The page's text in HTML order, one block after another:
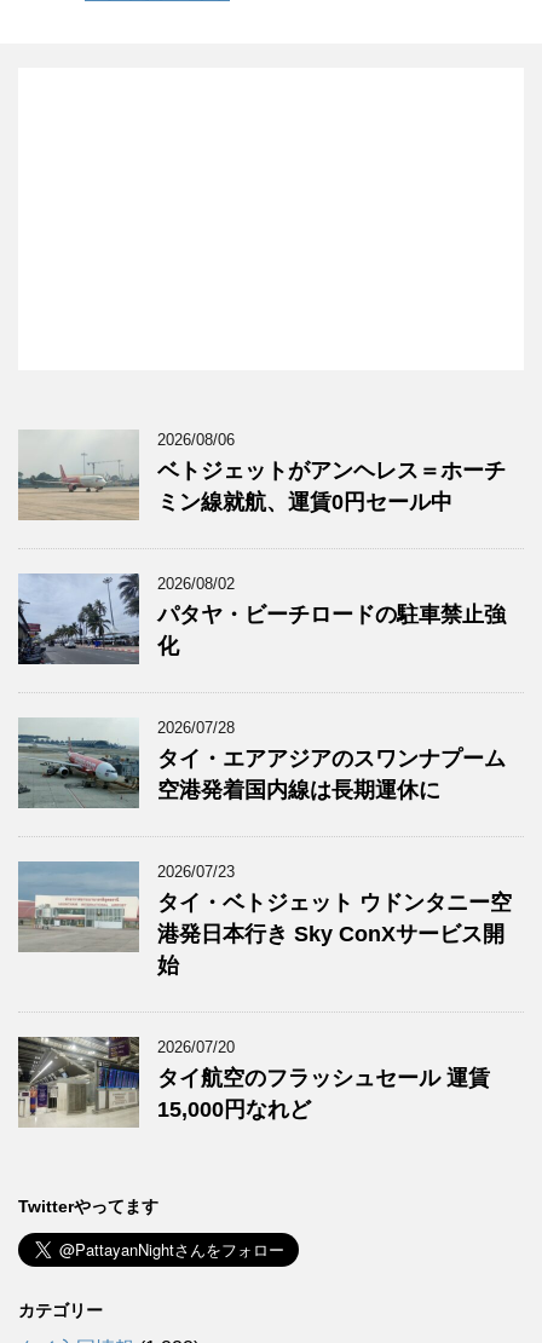
2026/08/06
ベトジェットがアンヘレス＝ホーチ
ミン線就航、運賃0円セール中
2026/08/02
パタヤ・ビーチロードの駐車禁止強
化
2026/07/28
タイ・エアアジアのスワンナプーム
空港発着国内線は長期運休に
2026/07/23
タイ・ベトジェット ウドンタニー空
港発日本行き Sky ConXサービス開
始
2026/07/20
タイ航空のフラッシュセール 運賃
15,000円なれど
Twitterやってます
カテゴリー